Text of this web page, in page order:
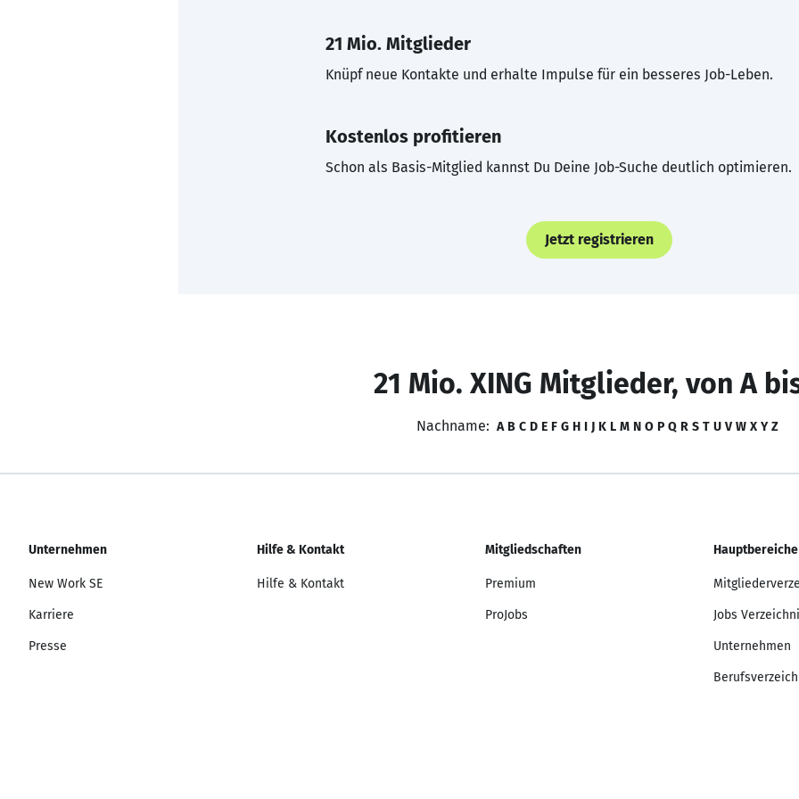
21 Mio. Mitglieder
Knüpf neue Kontakte und erhalte Impulse für ein besseres Job-Leben.
Kostenlos profitieren
Schon als Basis-Mitglied kannst Du Deine Job-Suche deutlich optimieren.
Jetzt registrieren
21 Mio. XING Mitglieder, von A
Nachname: A B C D E F G H I J K L M N O P Q R S T U V W X Y Z
Unternehmen
New Work SE
Karriere
Presse
Hilfe & Kontakt
Hilfe & Kontakt
Mitgliedschaften
Premium
ProJobs
Hauptbereiche
Jobs
Unternehmen